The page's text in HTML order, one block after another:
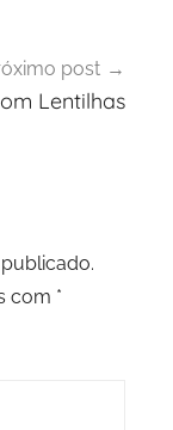
post
Lentilhas
com *